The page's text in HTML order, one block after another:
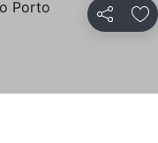
Compartir